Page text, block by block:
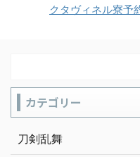
クタヴィネル寮予
カテゴリー
刀剣乱舞